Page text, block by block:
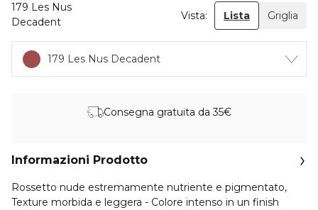
179 Les Nus
Decadent
Vista: Lista Griglia
179 Les Nus Decadent
Consegna gratuita da 35€
Informazioni Prodotto
Rossetto nude estremamente nutriente e pigmentato,
Texture morbida e leggera - Colore intenso in un finish